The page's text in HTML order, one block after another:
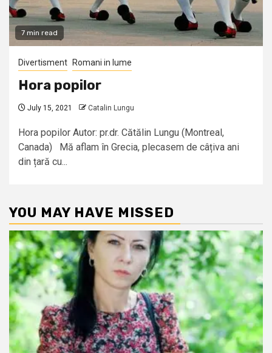
7 min read
Divertisment Romani in lume
Hora popilor
July 15, 2021 Catalin Lungu
Hora popilor Autor: pr.dr. Cătălin Lungu (Montreal,
Canada) Mă aflam în Grecia, plecasem de câțiva ani
din țară cu...
YOU MAY HAVE MISSED